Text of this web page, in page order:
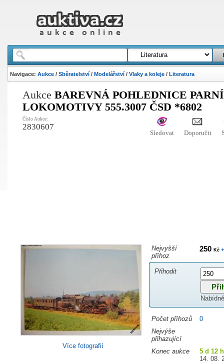
Navigace: Aukce/ Sběratelství/ Modelářství/ Vlaky a koleje/ Literatura
Aukce BAREVNÁ POHLEDNICE PARNÍ
LOKOMOTIVY 555.3007 ČSD *6802
Číslo Aukce:
2830607
Sledovat Doporučit
Více fotografií
Nejvyšší
příhoz
250 Kč+
Přihodit
Počet příhozů
0
Nejvýše
přihazující
Konec aukce
5 d 12
14. 08.